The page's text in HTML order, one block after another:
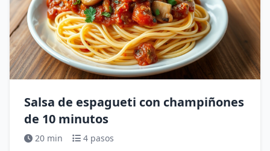
Salsa de espagueti con champiñones
de 10 minutos
20 min
4 pasos